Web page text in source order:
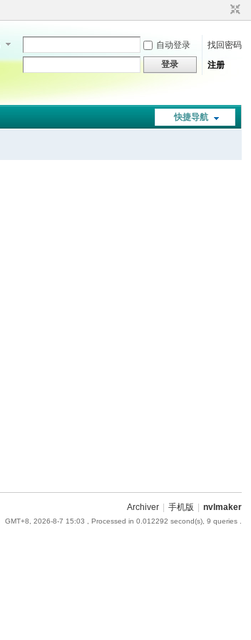
自动登录
找回密码
登录 注册
快捷导航
Archiver 手机版 nvlmaker
GMT+8, 2026-8-7 15:03 , Processed in 0.012292 second(s), 9 queries .